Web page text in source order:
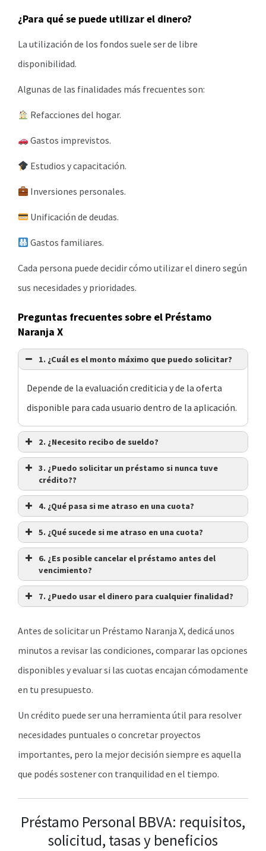
¿Para qué se puede utilizar el dinero?
La utilización de los fondos suele ser de libre
disponibilidad.
Algunas de las finalidades más frecuentes son:
Refacciones del hogar.
Gastos imprevistos.
Estudios y capacitación.
Inversiones personales.
Unificación de deudas.
Gastos familiares.
Cada persona puede decidir cómo utilizar el dinero según
sus necesidades y prioridades.
Preguntas frecuentes sobre el Préstamo
Naranja X
1. ¿Cuál es el monto máximo que puedo solicitar?
Depende de la evaluación crediticia y de la oferta
disponible para cada usuario dentro de la aplicación.
2. ¿Necesito recibo de sueldo?
3. ¿Puedo solicitar un préstamo si nunca tuve
crédito??
4. ¿Qué pasa si me atraso en una cuota?
5. ¿Qué sucede si me atraso en una cuota?
6. ¿Es posible cancelar el préstamo antes del
vencimiento?
7. ¿Puedo usar el dinero para cualquier finalidad?
Antes de solicitar un Préstamo Naranja X, dedicá unos
minutos a revisar las condiciones, comparar las opciones
disponibles y evaluar si las cuotas encajan cómodamente
en tu presupuesto.
Un crédito puede ser una herramienta útil para resolver
necesidades puntuales o concretar proyectos
importantes, pero la mejor decisión siempre es aquella
que podés sostener con tranquilidad en el tiempo.
Préstamo Personal BBVA: requisitos,
solicitud, tasas y beneficios